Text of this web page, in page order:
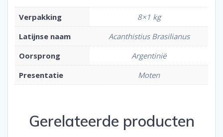
Verpakking
8×1 kg
Latijnse naam
Acanthistius Brasilianus
Oorsprong
Argentinië
Presentatie
Moten
Gerelateerde producten